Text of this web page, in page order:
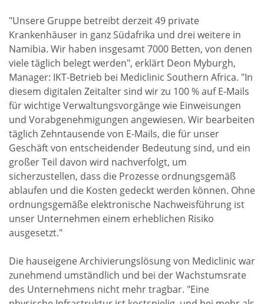
"Unsere Gruppe betreibt derzeit 49 private
Krankenhäuser in ganz Südafrika und drei weitere in
Namibia. Wir haben insgesamt 7000 Betten, von denen
viele täglich belegt werden", erklärt Deon Myburgh,
Manager: IKT-Betrieb bei Mediclinic Southern Africa. "In
diesem digitalen Zeitalter sind wir zu 100 % auf E-Mails
für wichtige Verwaltungsvorgänge wie Einweisungen
und Vorabgenehmigungen angewiesen. Wir bearbeiten
täglich Zehntausende von E-Mails, die für unser
Geschäft von entscheidender Bedeutung sind, und ein
großer Teil davon wird nachverfolgt, um
sicherzustellen, dass die Prozesse ordnungsgemäß
ablaufen und die Kosten gedeckt werden können. Ohne
ordnungsgemäße elektronische Nachweisführung ist
unser Unternehmen einem erheblichen Risiko
ausgesetzt."
Die hauseigene Archivierungslösung von Mediclinic war
zunehmend umständlich und bei der Wachstumsrate
des Unternehmens nicht mehr tragbar. "Eine